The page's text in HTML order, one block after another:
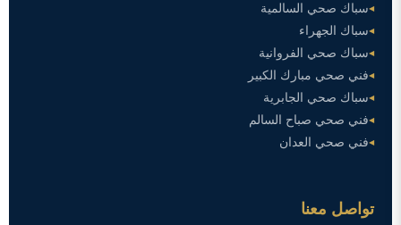
سباك صحي السالمية
سباك الجهراء
سباك صحي الفروانية
فني صحي مبارك الكبير
سباك صحي الجابرية
فني صحي صباح السالم
فني صحي العدان
تواصل معنا